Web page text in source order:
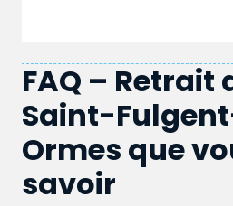
FAQ –
Saint-
Ormes que
savoir